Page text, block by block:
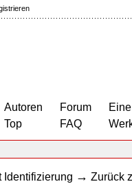
Autoren
Top
Forum
FAQ
Identifizierung → Zurück